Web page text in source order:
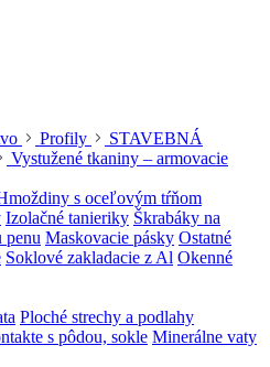
Profily
STAVEBNÁ
Vystužené tkaniny – armovacie
s oceľovým tŕňom
Izolačné tanieriky Škrabáky na
penu Maskovacie pásky Ostatné
Soklové zakladacie z Al Okenné
Ploché strechy a podlahy
s pôdou, sokle Minerálne vaty